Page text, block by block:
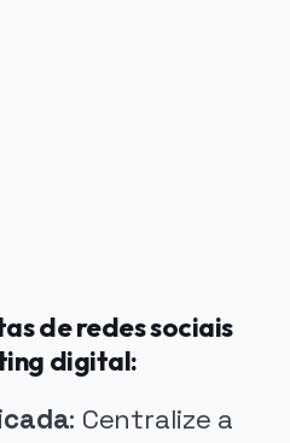
de redes sociais
digital:
: Centralize a